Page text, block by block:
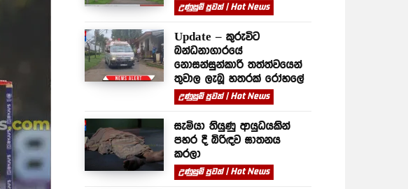
උණුසුම් පුවත් | Hot News
Update – කුරුවිට
බන්ධනාගාරයේ
නොසන්සුන්කාරී තත්ත්වයෙන්
තුවාල ලැබූ හතරක් රෝහලේ
උණුසුම් පුවත් | Hot News
සැමියා තියුණු ආයුධයකින්
පහර දී බිරිඳව ඝාතනය
කරලා
උණුසුම් පුවත් | Hot News